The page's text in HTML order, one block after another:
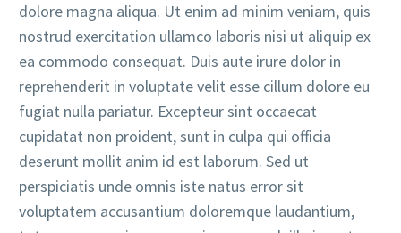
dolore magna aliqua. Ut enim ad minim veniam, quis
nostrud exercitation ullamco laboris nisi ut aliquip ex
ea commodo consequat. Duis aute irure dolor in
reprehenderit in voluptate velit esse cillum dolore eu
fugiat nulla pariatur. Excepteur sint occaecat
cupidatat non proident, sunt in culpa qui officia
deserunt mollit anim id est laborum. Sed ut
perspiciatis unde omnis iste natus error sit
voluptatem accusantium doloremque laudantium,